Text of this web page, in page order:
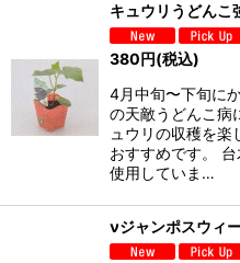
キュウリうどんこ
380円(税込)
4月中旬〜下旬に
の天敵うどんこ病
ュウリの収穫を楽
おすすめです。
使用していま…
νジャンポスウィ